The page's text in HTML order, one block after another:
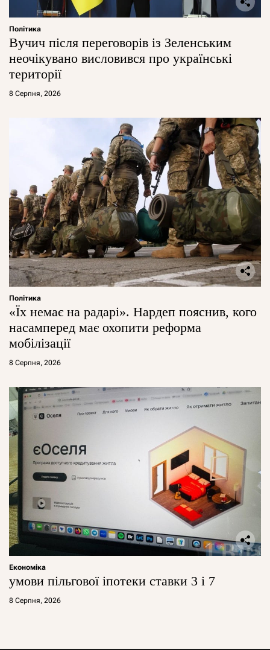
Політика
Вучич після переговорів із Зеленським
неочікувано висловився про українські
території
8 Серпня, 2026
Політика
«Їх немає на радарі». Нардеп пояснив, кого
насамперед має охопити реформа
мобілізації
8 Серпня, 2026
Економіка
умови пільгової іпотеки ставки 3 і 7
8 Серпня, 2026